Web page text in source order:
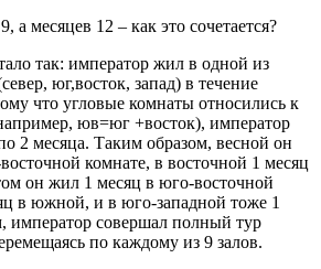
а месяцев 12 – как это сочетается?
так: император жил в одной из
юг,восток, запад) в течение
что угловые комнаты относились к
юв=юг +восток), император
2 месяца. Таким образом, весной он
комнате, в восточной 1 месяц
он жил 1 месяц в юго-восточной
в южной, и в юго-западной тоже 1
император совершал полный тур
по каждому из 9 залов.